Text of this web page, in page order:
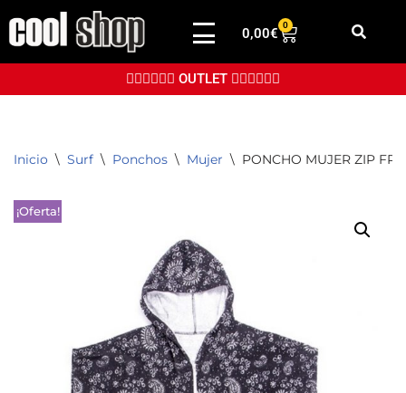
Saltar
contenido
0,00€
0
👉🏼👉🏼👉🏼 OUTLET 👈🏼👈🏼👈🏼
Inicio \ Surf \ Ponchos \ Mujer \ PONCHO MUJER ZIP
¡Oferta!